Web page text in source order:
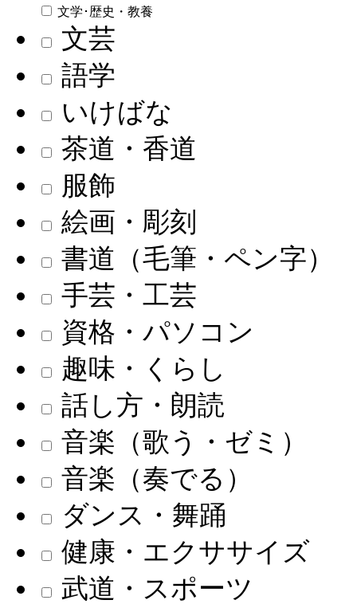
文学･歴史・教養
文芸
語学
いけばな
茶道・香道
服飾
絵画・彫刻
書道（毛筆・ペン字）
手芸・工芸
資格・パソコン
趣味・くらし
話し方・朗読
音楽（歌う・ゼミ）
音楽（奏でる）
ダンス・舞踊
健康・エクササイズ
武道・スポーツ